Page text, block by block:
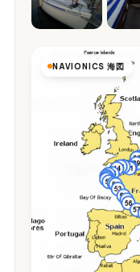
NAVIONICS 海図